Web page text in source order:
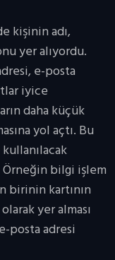
kişinin adı,
yer alıyordu.
e-posta
iyice
daha küçük
yol açtı. Bu
bilgi işlem
birinin kartının
yer alması
posta adresi